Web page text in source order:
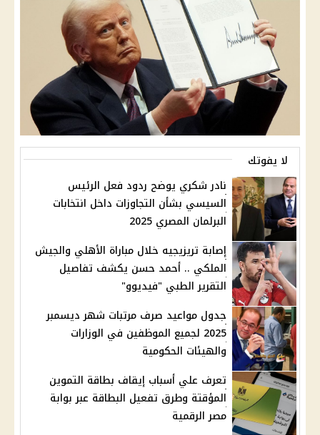
لا يفوتك
نادر شكري يوضح ردود فعل الرئيس
السيسي بشأن التجاوزات داخل انتخابات
البرلمان المصري 2025
إصابة تريزيجيه خلال مباراة الأهلي والجيش
الملكي .. أحمد حسن يكشف تفاصيل
التقرير الطبي "فيديوو"
جدول مواعيد صرف مرتبات شهر ديسمبر
2025 لجميع الموظفين في الوزارات
والهيئات الحكومية
تعرف علي أسباب إيقاف بطاقة التموين
المؤقتة وطرق تفعيل البطاقة عبر بوابة
مصر الرقمية